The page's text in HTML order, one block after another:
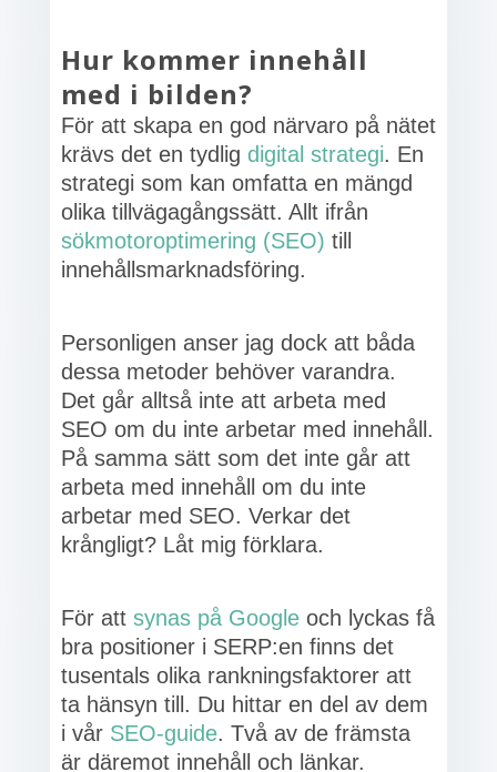
Hur kommer innehåll
med i bilden?
För att skapa en god närvaro på nätet
krävs det en tydlig digital strategi. En
strategi som kan omfatta en mängd
olika tillvägagångssätt. Allt ifrån
sökmotoroptimering (SEO) till
innehållsmarknadsföring.
Personligen anser jag dock att båda
dessa metoder behöver varandra.
Det går alltså inte att arbeta med
SEO om du inte arbetar med innehåll.
På samma sätt som det inte går att
arbeta med innehåll om du inte
arbetar med SEO. Verkar det
krångligt? Låt mig förklara.
För att synas på Googleoch lyckas få
bra positioner i SERP:en finns det
tusentals olika rankningsfaktorer att
ta hänsyn till. Du hittar en del av dem
i vår SEO-guide. Två av de främsta
är däremot innehåll och länkar.